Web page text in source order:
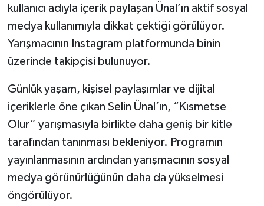
kullanıcı adıyla içerik paylaşan Ünal’ın aktif sosyal
medya kullanımıyla dikkat çektiği görülüyor.
Yarışmacının Instagram platformunda binin
üzerinde takipçisi bulunuyor.
Günlük yaşam, kişisel paylaşımlar ve dijital
içeriklerle öne çıkan Selin Ünal’ın, “Kısmetse
Olur” yarışmasıyla birlikte daha geniş bir kitle
tarafından tanınması bekleniyor. Programın
yayınlanmasının ardından yarışmacının sosyal
medya görünürlüğünün daha da yükselmesi
öngörülüyor.